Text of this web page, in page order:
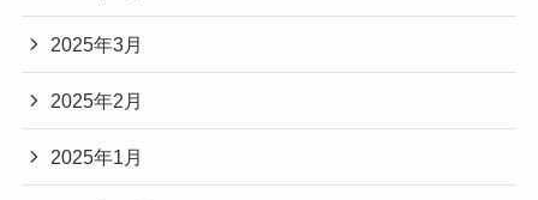
2025年3月
2025年2月
2025年1月